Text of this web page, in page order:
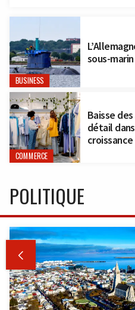
BUSINESS
sous-
COMMERCE
Baisse
détail
POLITIQUE
